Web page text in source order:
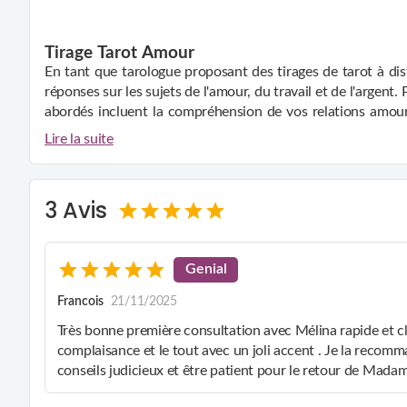
Tirage Tarot Amour
En tant que tarologue proposant des tirages de tarot à
réponses sur les sujets de l'amour, du travail et de
abordés incluent la compréhension de vos relations
difficultés émotionnelles et les blocages qui peuvent
Tirage Tarot Travail
Pour un tirage tarot travail, les sujets abordés
collègues et vos supérieurs hiérarchiques. Le tirage peut
professionnels.
Tirage Tarot Argent et Finances
Enfin, lors d'un tirage tarot argent, les sujets qui
investissements, les dettes, les dépenses excessives et la
aider à identifier les blocages qui entravent votre
actions que vous pouvez entreprendre pour améliorer
J'utilise des coupes spécifiques pour chaque domaine de
spécial pour la famille, avec une option pour les
Lire la suite
3 Avis
Genial
Francois 21/11/2025
Très bonne première consultation avec Mélina rapide et
complaisance et le tout avec un joli accent . Je la
conseils judicieux et être patient pour le retour de